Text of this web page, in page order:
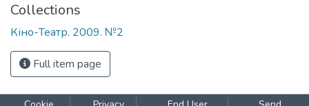
Collections
Кіно-Театр. 2009. №2
Full item page